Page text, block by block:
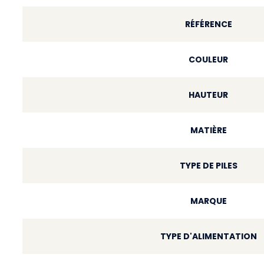
RÉFÉRENCE
COULEUR
HAUTEUR
MATIÈRE
TYPE DE PILES
MARQUE
TYPE D'ALIMENTATION